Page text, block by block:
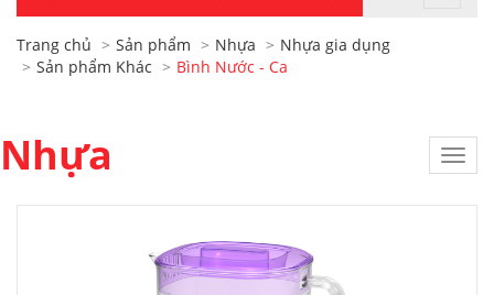
Trang chủ Sản phẩm Nhựa
Nhựa gia dụng
Sản phẩm Khác
Bình Nước - Ca
Nhựa